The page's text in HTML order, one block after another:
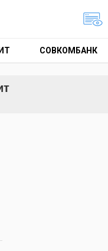
СОВКОМБАНК